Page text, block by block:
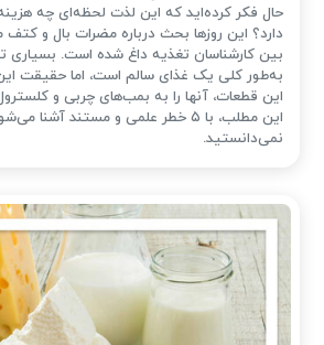
حال فکر کرده‌اید که این لذت لحظه‌ای چه
دارد؟ این روزها بحث درباره مضرات بال و
بین کارشناسان تغذیه داغ شده است. بسیاری
به‌طور کلی یک غذای سالم است، اما حقیقت
این قطعات، آنها را به بمب‌های چربی و
این مطلب، با ۵ خطر علمی و مستند
نمی‌دانستید.